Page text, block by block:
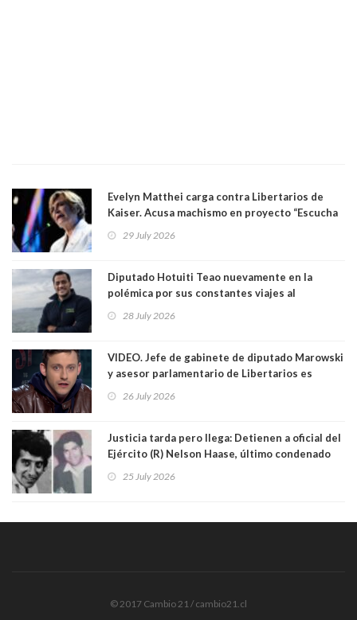
Evelyn Matthei carga contra Libertarios de
Kaiser. Acusa machismo en proyecto “Escucha
"¿Cómo puede haber alguien tan enfermo del
29 July 2026
Diputado Hotuiti Teao nuevamente en la
polémica por sus constantes viajes al
vacaciones para irse a Londres y Paris por 18
28 July 2026
VIDEO. Jefe de gabinete de diputado Marowski
y asesor parlamentario de Libertarios es
comentarios sexuales sobre menores. Redes
26 July 2026
Justicia tarda pero llega: Detienen a oficial del
Ejército (R) Nelson Haase, último condenado
Prisiones Littré Quiroga. Ambos fueron
25 July 2026
© 2017 Cambio 21 / cambio21.cl